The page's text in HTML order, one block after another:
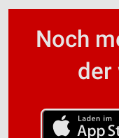
Noch
der